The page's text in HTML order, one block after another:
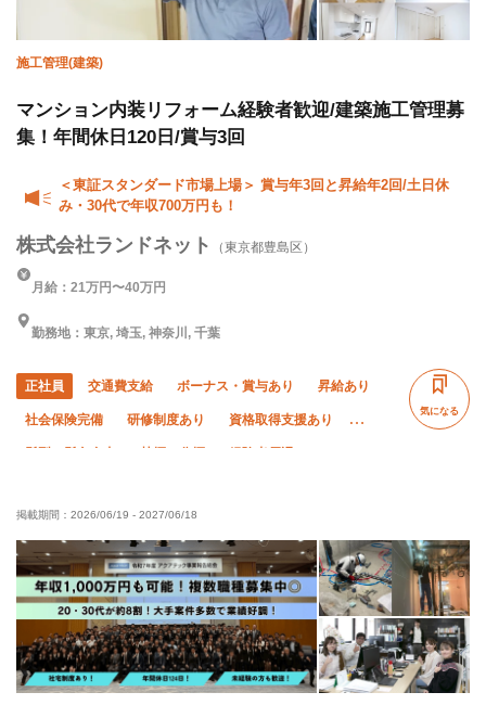
施工管理(建築)
マンション内装リフォーム経験者歓迎/建築施工管理募
集！年間休日120日/賞与3回
＜東証スタンダード市場上場＞ 賞与年3回と昇給年2回/土日休
み・30代で年収700万円も！
株式会社ランドネット （東京都豊島区）
月給：21万円〜40万円
勤務地：東京, 埼玉, 神奈川, 千葉
正社員 交通費支給 ボーナス・賞与あり 昇給あり
社会保険完備 研修制度あり 資格取得支援あり
残業月20時間以下
気になる
掲載期間： 2026/06/19 - 2027/06/18